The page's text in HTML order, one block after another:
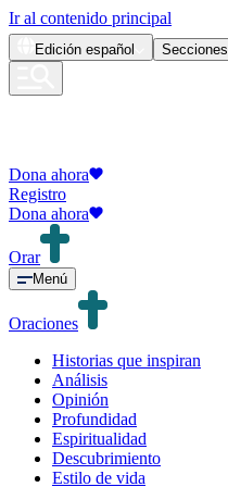
Ir al contenido principal
Edición español Secciones
Dona ahora
Registro
Dona ahora
Orar
Menú
Oraciones
Historias que inspiran
Análisis
Opinión
Profundidad
Espiritualidad
Descubrimiento
Estilo de vida